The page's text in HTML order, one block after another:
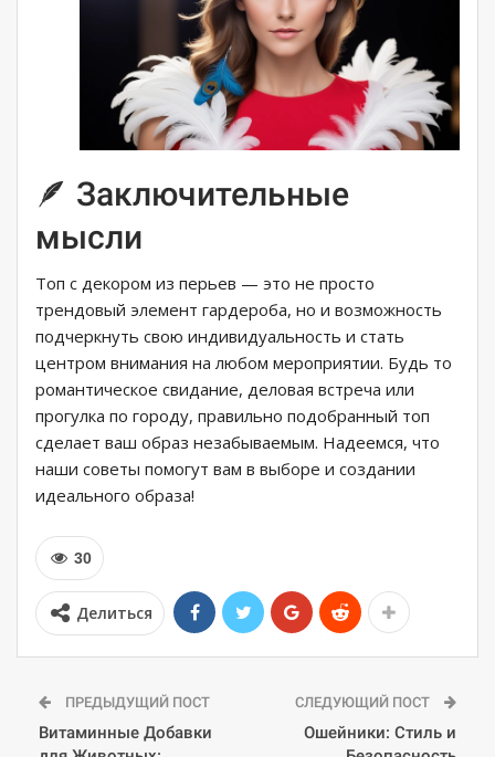
🪶 Заключительные
мысли
Топ с декором из перьев — это не просто
трендовый элемент гардероба, но и возможность
подчеркнуть свою индивидуальность и стать
центром внимания на любом мероприятии. Будь то
романтическое свидание, деловая встреча или
прогулка по городу, правильно подобранный топ
сделает ваш образ незабываемым. Надеемся, что
наши советы помогут вам в выборе и создании
идеального образа!
30
Делиться
ПРЕДЫДУЩИЙ ПОСТ
Витаминные Добавки
СЛЕДУЮЩИЙ ПОСТ
Ошейники: Стиль и